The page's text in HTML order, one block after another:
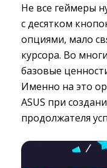
Не все геймеры
с десятком
опциями, мало
курсора. Во
базовые
Именно на это
ASUS при
продолжателя